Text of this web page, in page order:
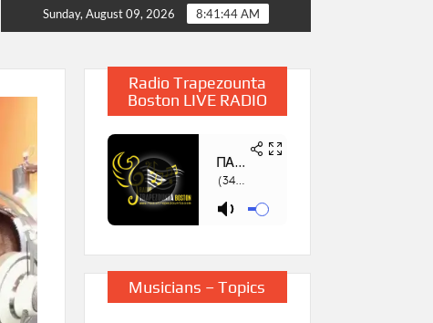
Η Παρουσίαση του Βιβλίου «Συμβολή στην Έρευνα των
Sunday, August 09, 2026 8:41:45 AM
Radio Trapezounta
Boston LIVE RADIO
Musicians – Topics